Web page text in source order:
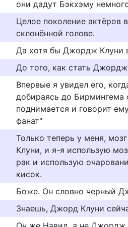
они дадут Бэкхэму
Целое поколение актёров
склонённой голове.
Да хотя бы Джордж Клуни
До того, как стать
Впервые я увидел его,
добираясь до
поднимается и говорит
фанат"
Только теперь у меня,
Клуни, и я-я использую
рак и использую
кисок.
Боже. Он словно черный
Знаешь, Джорд Клуни